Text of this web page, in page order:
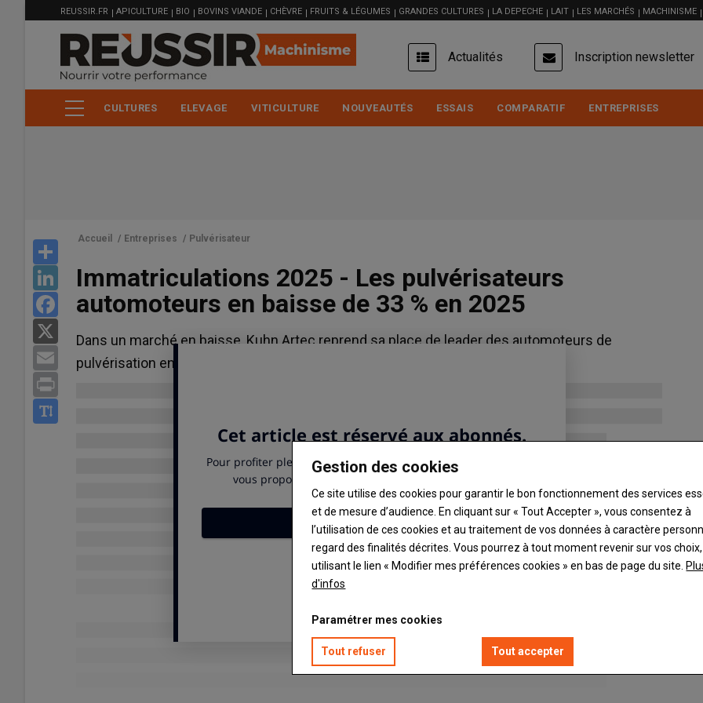
MENU
FILIÈRE
REUSSIR.FR APICULTURE BIO BOVINS VIANDE CHÈVRE FRUITS & LÉGUMES GRANDES CULTURES LA DEPECHE LAIT LES MARCHÉS MACHINISME
USER
ACCOUNT
MENU
Actualités Inscription newsletter
CULTURES ELEVAGE VITICULTURE NOUVEAUTÉS ESSAIS COMPARATIF ENTREPRISES
LinkedIn
Facebook
Email
Accueil / Entreprises / Pulvérisateur
Immatriculations 2025 - Les pulvérisateurs
automoteurs en baisse de 33 % en 2025
Dans un marché en baisse, Kuhn Artec reprend sa place de leader des automoteurs de
pulvérisation en France.
Gestion des cookies
Ce site utilise des cookies pour garantir le bon fonctionnement des services
et de mesure d’audience. En cliquant sur « Tout Accepter », vous consentez à
l’utilisation de ces cookies et au traitement de vos données à caractère
regard des finalités décrites. Vous pourrez à tout moment revenir sur vos
utilisant le lien « Modifier mes préférences cookies » en bas de page du site.
d'infos
Paramétrer mes cookies
Tout refuser Tout accepter